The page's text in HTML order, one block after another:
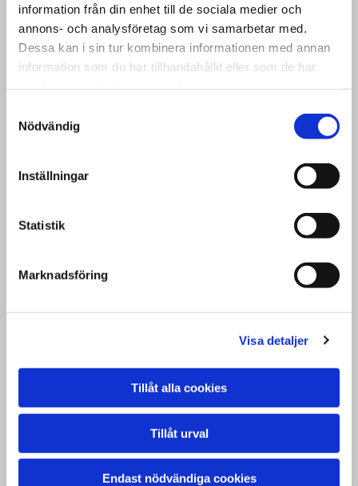
information från din enhet till de sociala medier och
annons- och analysföretag som vi samarbetar med.
Dessa kan i sin tur kombinera informationen med annan
information som du har tillhandahållit eller som de har
Nödvändig
Inställningar
Statistik
Marknadsföring
Visa detaljer
Tillåt alla cookies
Tillåt urval
Endast nödvändiga cookies
Klassiskt 1700-tal
Se vårt utbud här